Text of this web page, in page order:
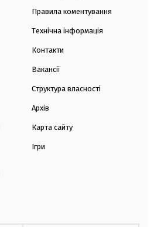
Правила коментування
Технічна інформація
Контакти
Вакансії
Структура власності
Архів
Карта сайту
Ігри